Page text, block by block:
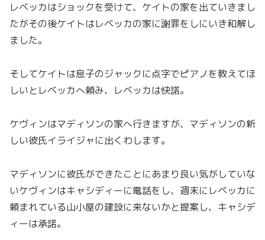
レベッカはショックを受けて、ケイトの家を出ていきまし
たがその後ケイトはレベッカの家に謝罪をしにいき和解し
ました。
そしてケイトは息子のジャックに点字でピアノを教えてほ
しいとレベッカへ頼み、レベッカは快諾。
ケヴィンはマディソンの家へ行きますが、マディソンの新
しい彼氏イライジャに出くわします。
マディソンに彼氏ができたことにあまり良い気がしていな
いケヴィンはキャシディーに電話をし、週末にレベッカに
頼まれている山小屋の建設に来ないかと提案し、キャシデ
ィーは承諾。